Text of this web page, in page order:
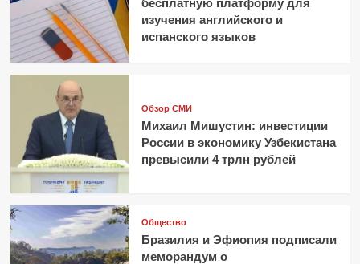
бесплатную платформу для
изучения английского и
испанского языков
Обзор СМИ
Михаил Мишустин: инвестиции
России в экономику Узбекистана
превысили 4 трлн рублей
Общество
Бразилия и Эфиопия подписали
меморандум о